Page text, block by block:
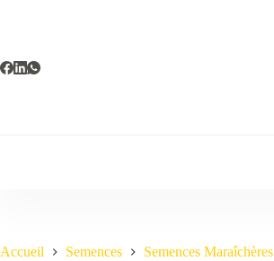
Accueil Semences Semences Maraîchères